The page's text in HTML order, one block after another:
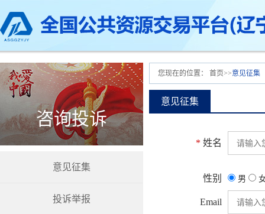
咨询投诉
意见征集
投诉举报
您现在的位置： 首页>>意见征集
意见征集
* 姓名
性别 男
Email